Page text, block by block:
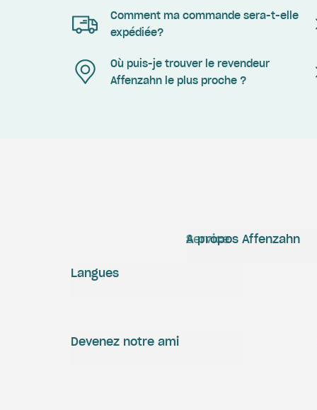
Comment ma commande sera-t-elle
expédiée?
Où puis-je trouver le revendeur
Affenzahn le plus proche ?
Service
A propos Affenzahn
Devenez notre ami
Langues